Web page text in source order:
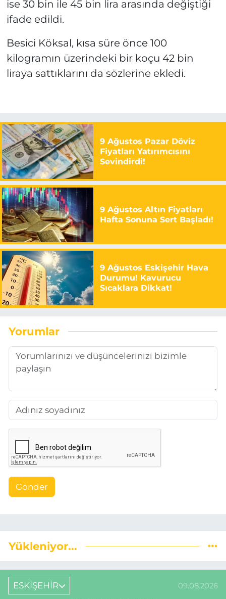
ise 30 bin ile 45 bin lira arasında değiştiği
ifade edildi.
Besici Köksal, kısa süre önce 100
kilogramın üzerindeki bir koçu 42 bin
liraya sattıklarını da sözlerine ekledi.
9 Ağustos Pazar Döviz
Fiyatları Yatırımcısını
Sevindirdi!
9 Ağustos Altın Fiyatları
Hafta Sonuna Sert Başladı!
9 Ağustos Eskişehir Hava
Durumu! Kavurucu
Sıcaklara Dikkat!
Yorumlar
Gönder
Yükleniyor...
ESKİŞEHİR 09.08.2026